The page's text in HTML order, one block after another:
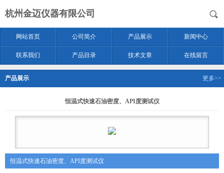
杭州金迈仪器有限公司
网站首页 公司简介 产品展示 新闻中心
联系我们 产品目录 技术文章 在线留言
产品展示 更多>>
恒温式快速石油密度、API度测试仪
恒温式快速石油密度、API度测试仪